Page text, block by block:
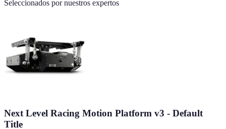
Seleccionados por nuestros expertos
Next Level Racing Motion Platform v3 - Default
Title